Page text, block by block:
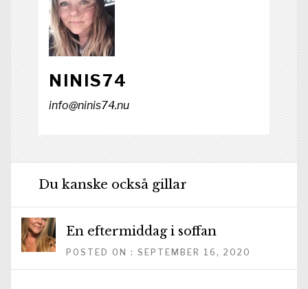
NINIS74
info@ninis74.nu
Du kanske också gillar
En eftermiddag i soffan
POSTED ON : SEPTEMBER 16, 2020